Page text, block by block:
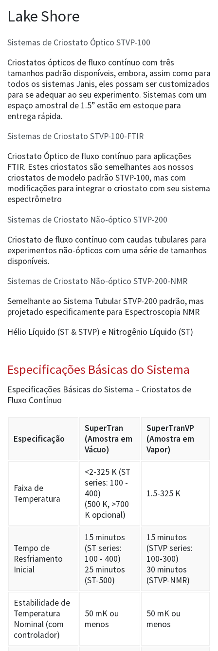
Lake Shore
Sistemas de Criostato Óptico STVP-100
Criostatos ópticos de fluxo contínuo com três
tamanhos padrão disponíveis, embora, assim como para
todos os sistemas Janis, eles possam ser customizados
para se adequar ao seu experimento. Sistemas com um
espaço amostral de 1.5” estão em estoque para
entrega rápida.
Sistemas de Criostato STVP-100-FTIR
Criostato Óptico de fluxo contínuo para aplicações
FTIR. Estes criostatos são semelhantes aos nossos
criostatos de modelo padrão STVP-100, mas com
modificações para integrar o criostato com seu sistema
espectrômetro
Sistemas de Criostato Não-óptico STVP-200
Criostato de fluxo contínuo com caudas tubulares para
experimentos não-ópticos com uma série de tamanhos
disponíveis.
Sistemas de Criostato Não-óptico STVP-200-NMR
Semelhante ao Sistema Tubular STVP-200 padrão, mas
projetado especificamente para Espectroscopia NMR
Hélio Líquido (ST & STVP) e Nitrogênio Líquido (ST)
Especificações Básicas do Sistema
Especificações Básicas do Sistema – Criostatos de
Fluxo Contínuo
Especificação
SuperTran
(Amostra em
Vácuo)
SuperTranVP
(Amostra em
Vapor)
Faixa de
Temperatura
<2-325 K (ST
series: 100 -
400)
(500 K, >700
K opcional)
1.5-325 K
Tempo de
Resfriamento
Inicial
15 minutos
(ST series:
100 - 400)
25 minutos
(ST-500)
15 minutos
(STVP series:
100-300)
30 minutos
(STVP-NMR)
Estabilidade de
Temperatura
Nominal (com
controlador)
50 mK ou
menos
50 mK ou
menos